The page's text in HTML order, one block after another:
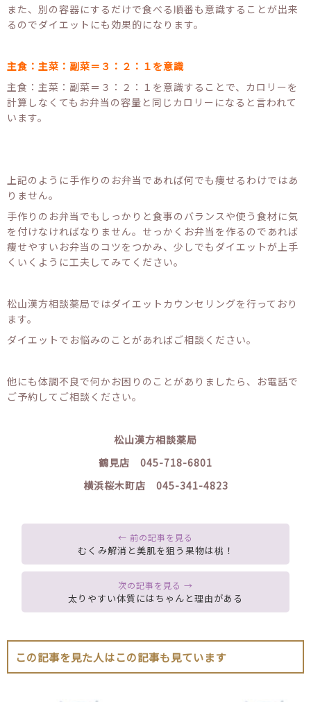
また、別の容器にするだけで食べる順番も意識することが出来
るのでダイエットにも効果的になります。
主食：主菜：副菜＝３：２：１を意識
主食：主菜：副菜＝３：２：１を意識することで、カロリーを
計算しなくてもお弁当の容量と同じカロリーになると言われて
います。
上記のように手作りのお弁当であれば何でも痩せるわけではあ
りません。
手作りのお弁当でもしっかりと食事のバランスや使う食材に気
を付けなければなりません。せっかくお弁当を作るのであれば
痩せやすいお弁当のコツをつかみ、少しでもダイエットが上手
くいくように工夫してみてください。
松山漢方相談薬局ではダイエットカウンセリングを行っており
ます。
ダイエットでお悩みのことがあればご相談ください。
他にも体調不良で何かお困りのことがありましたら、お電話で
ご予約してご相談ください。
松山漢方相談薬局
鶴見店 045-718-6801
横浜桜木町店 045-341-4823
むくみ解消と美肌を狙う果物は桃！
太りやすい体質にはちゃんと理由がある
この記事を見た人はこの記事も見ています